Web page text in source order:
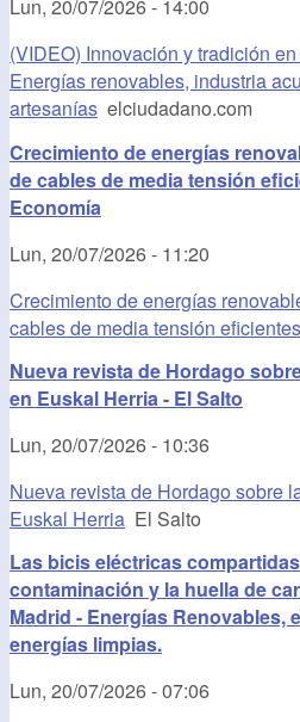
Lun, 20/07/2026 - 14:00
(VIDEO) Innovación y tradición
Energías renovables, industria
artesanías elciudadano.com
Crecimiento de energías
de cables de media tensión
Economía
Lun, 20/07/2026 - 11:20
Crecimiento de energías
cables de media tensión eficientes
Nueva revista de Hordago
en Euskal Herria - El Salto
Lun, 20/07/2026 - 10:36
Nueva revista de Hordago sobre
Euskal Herria El Salto
Las bicis eléctricas
contaminación y la huella de
Madrid - Energías Renovables,
energías limpias.
Lun, 20/07/2026 - 07:06